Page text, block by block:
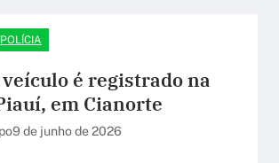
POLÍCIA
é registrado na
em Cianorte
9 de junho de 2026